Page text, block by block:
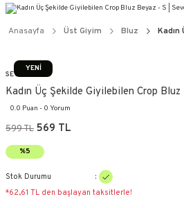
Anasayfa Üst Giyim Bluz
YENİ
SEVENLINE
Kadın Üç Şekilde Giyilebilen Crop Bluz
0.0 Puan - 0 Yorum
599 TL 569 TL
%5
Stok Durumu
*62,61 TL den başlayan taksitlerle!